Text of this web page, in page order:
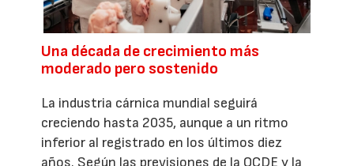
Una década de crecimiento más
moderado pero sostenido
La industria cárnica mundial seguirá
creciendo hasta 2035, aunque a un ritmo
inferior al registrado en los últimos diez
años. Según las previsiones de la OCDE y la